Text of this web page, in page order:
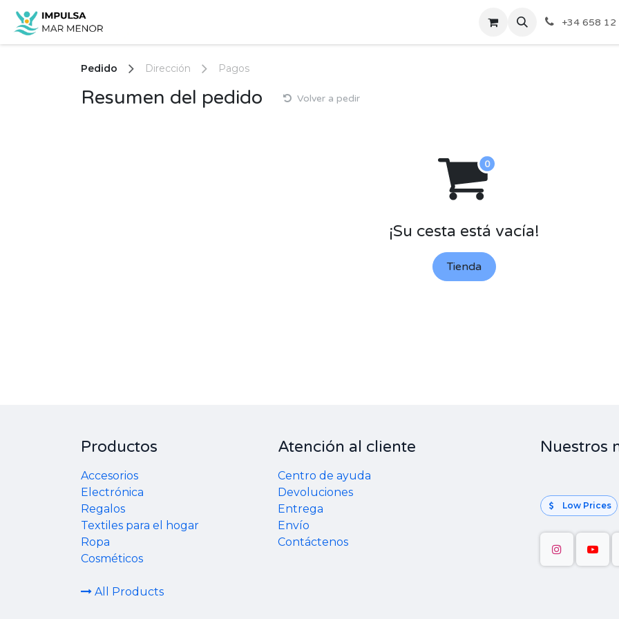
Ir al contenido
Sectores Hazte
+34 658 12
Pedido Dirección Pagos
Resumen del pedido Volver a pedir
¡Su cesta está vacía!
Tienda
Productos
Accesorios
Electrónica
Regalos
Textiles para el hogar
Ropa
Cosméticos
All Products
Atención al cliente
Centro de ayuda
Devoluciones
Entrega
Envío
Contáctenos
Nuestros
Low Prices